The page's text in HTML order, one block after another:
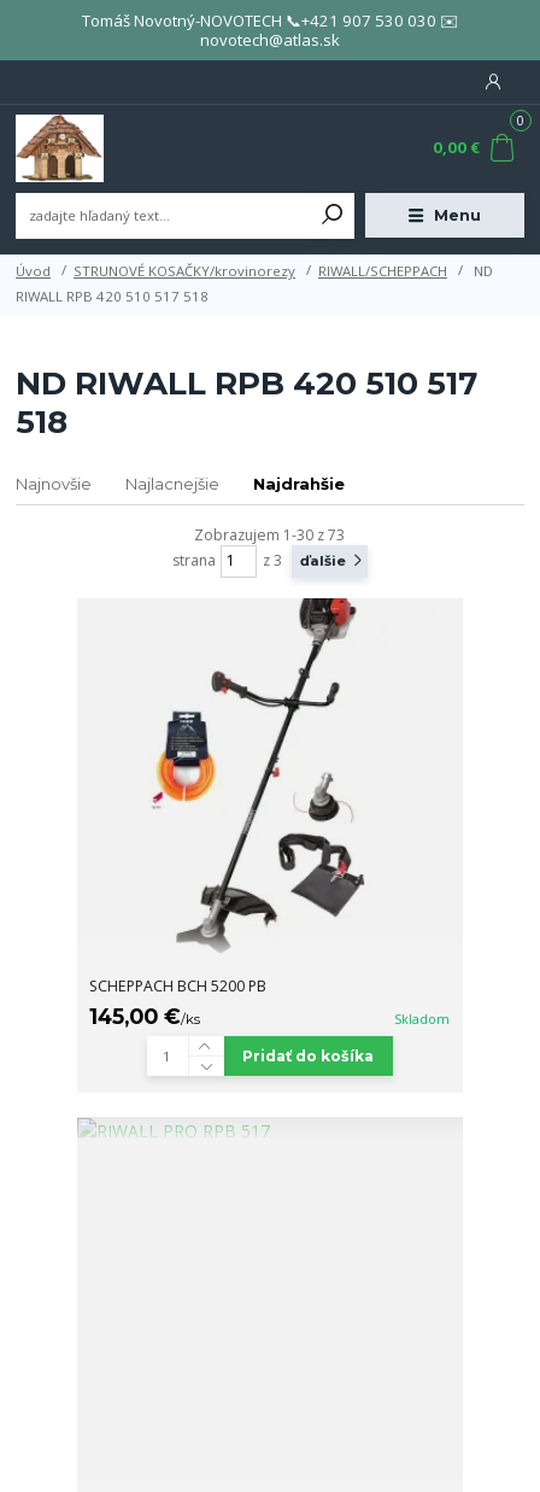
Tomáš Novotný-NOVOTECH 📞+421 907 530 030 ✉️
novotech@atlas.sk
Menu
0
0,00 €
Úvod STRUNOVÉ KOSAČKY/krovinorezy RIWALL/SCHEPPACH
ND
RIWALL RPB 420 510 517 518
ND RIWALL RPB 420 510 517
518
Najnovšie Najlacnejšie Najdrahšie
Zobrazujem 1-30 z 73
strana
z 3 ďalšie
SCHEPPACH BCH 5200 PB
145,00 €/ks Skladom
Pridať do košíka